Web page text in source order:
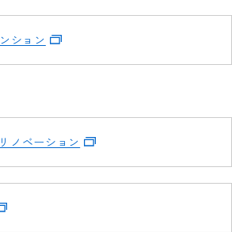
ション
ノベーション